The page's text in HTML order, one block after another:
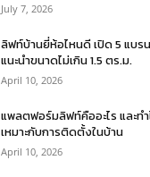
July 7, 2026
ลิฟท์บ้านยี่ห้อไหนดี เปิด 5 แบร
แนะนำขนาดไม่เกิน 1.5 ตร.ม.
April 10, 2026
แพลตฟอร์มลิฟท์คืออะไร และท
เหมาะกับการติดตั้งในบ้าน
April 10, 2026